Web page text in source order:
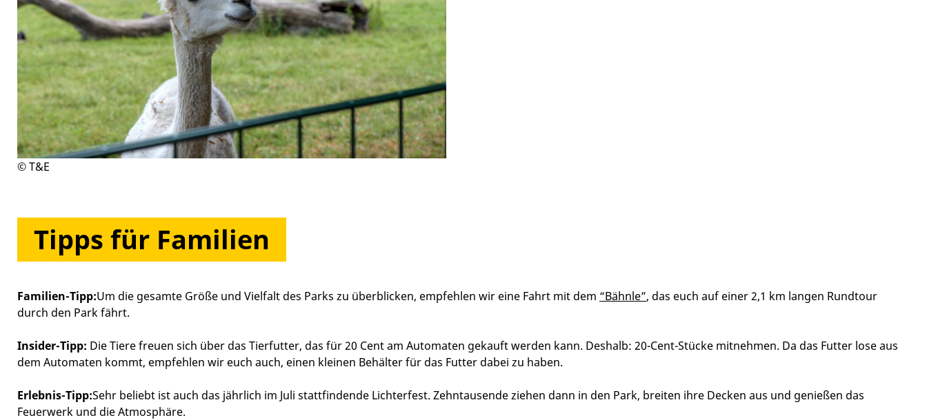
© T&E
Tipps für Familien
Familien-Tipp:Um die gesamte Größe und Vielfalt des Parks zu überblicken, empfehlen wir eine Fahrt mit dem “Bähnle”, das euch auf einer 2,1 km langen Rundtour
durch den Park fährt.
Insider-Tipp: Die Tiere freuen sich über das Tierfutter, das für 20 Cent am Automaten gekauft werden kann. Deshalb: 20-Cent-Stücke mitnehmen. Da das Futter lose aus
dem Automaten kommt, empfehlen wir euch auch, einen kleinen Behälter für das Futter dabei zu haben.
Erlebnis-Tipp:Sehr beliebt ist auch das jährlich im Juli stattfindende Lichterfest. Zehntausende ziehen dann in den Park, breiten ihre Decken aus und genießen das
Feuerwerk und die Atmosphäre.